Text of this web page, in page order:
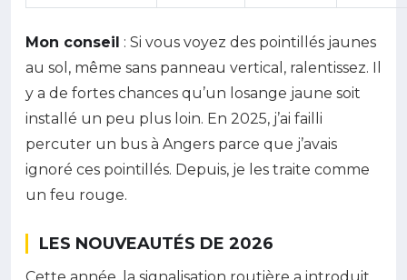
Mon conseil : Si vous voyez des pointillés jaunes
au sol, même sans panneau vertical, ralentissez. Il
y a de fortes chances qu’un losange jaune soit
installé un peu plus loin. En 2025, j’ai failli
percuter un bus à Angers parce que j’avais
ignoré ces pointillés. Depuis, je les traite comme
un feu rouge.
LES NOUVEAUTÉS DE 2026
Cette année, la signalisation routière a introduit